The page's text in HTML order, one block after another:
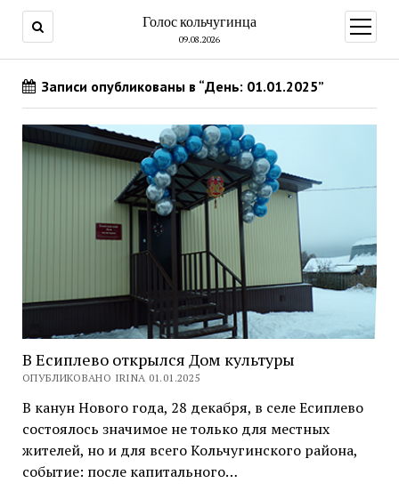
Голос кольчугинца
09.08.2026
меню
Записи опубликованы в “День: 01.01.2025”
В Есиплево открылся Дом культуры
ОПУБЛИКОВАНО IRINA 01.01.2025
В канун Нового года, 28 декабря, в селе Есиплево
состоялось значимое не только для местных
жителей, но и для всего Кольчугинского района,
событие: после капитального…